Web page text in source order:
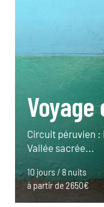
Circuit péruvien :
Vallée sacrée...
10 jours / 8 nuits
à partir de 2650€